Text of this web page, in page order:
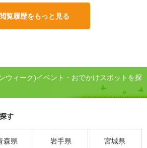
覧履歴をもっと見る
ウィーク)イベント・おでかけスポットを探
す
森県 岩手県 宮城県